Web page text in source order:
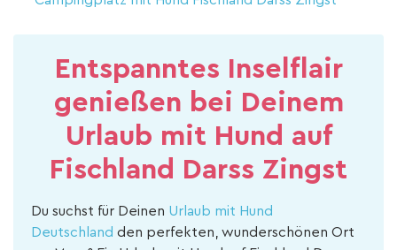
Entspanntes Inselflair
genießen bei Deinem
Urlaub mit Hund auf
Fischland Darss Zingst
Du suchst für Deinen Urlaub mit Hund
Deutschland den perfekten, wunderschönen Ort